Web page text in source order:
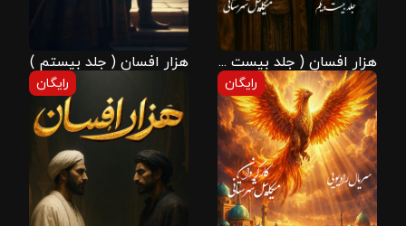
هزار افسان ( جلد بیست و یکم ) هزار افسان ( جلد بیستم )
رایگان رایگان